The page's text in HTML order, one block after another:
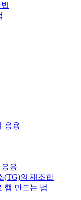
응용
용
(TG)의 재조합
햄 만드는 법